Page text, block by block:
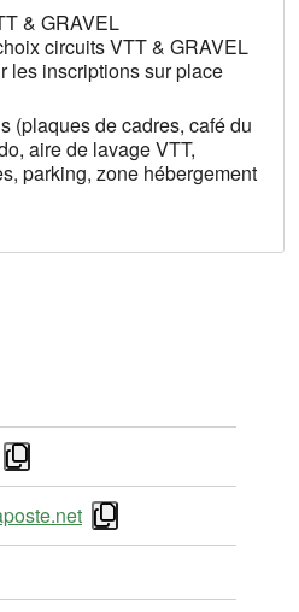
& GRAVEL
circuits VTT & GRAVEL
les inscriptions sur place
(plaques de cadres, café du
aire de lavage VTT,
parking, zone hébergement